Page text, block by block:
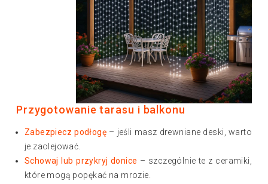
Przygotowanie tarasu i balkonu
Zabezpiecz podłogę – jeśli masz drewniane deski, warto
je zaolejować.
Schowaj lub przykryj donice – szczególnie te z ceramiki,
które mogą popękać na mrozie.